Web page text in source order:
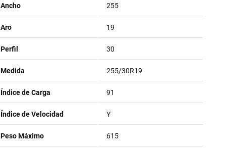
Ancho 255
Aro 19
Perfil 30
Medida 255/30R19
Índice de Carga 91
Índice de Velocidad Y
Peso Máximo 615